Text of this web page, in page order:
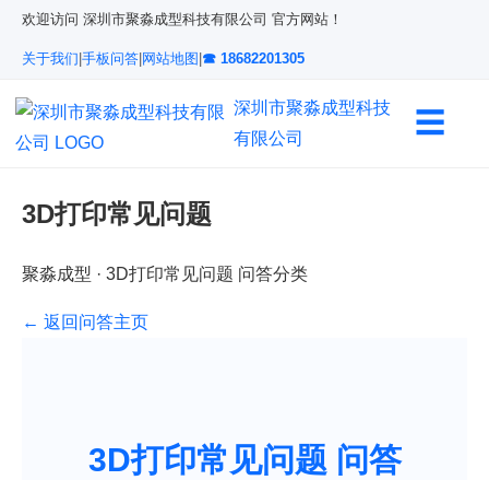
欢迎访问 深圳市聚淼成型科技有限公司 官方网站！
关于我们 手板问答 网站地图 ☎ 18682201305
深圳市聚淼成型科技
有限公司
☰
3D打印常见问题
聚淼成型 · 3D打印常见问题 问答分类
← 返回问答主页
3D打印常见问题 问答